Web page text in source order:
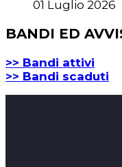
01 Luglio 2026
BANDI ED
>> Bandi attivi
>> Bandi scaduti